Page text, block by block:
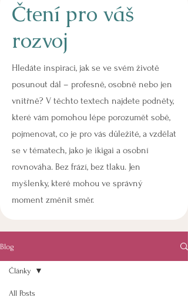
Čtení pro váš
rozvoj
Hledáte inspiraci, jak se ve svém životě
posunout dál – profesně, osobně nebo jen
vnitřně? V těchto textech najdete podněty,
které vám pomohou lépe porozumět sobě,
pojmenovat, co je pro vás důležité, a vzdělat
se v tématech, jako je ikigai a osobní
rovnováha. Bez frází, bez tlaku. Jen
myšlenky, které mohou ve správný
moment změnit směr.
Blog
All Posts
Články